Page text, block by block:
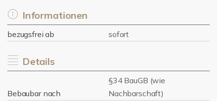
Informationen
bezugsfrei ab sofort
Details
Bebaubar nach
§34 BauGB (wie
Nachbarschaft)